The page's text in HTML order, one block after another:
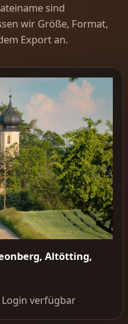
sind
wir Größe, Format,
Export an.
Altötting,
verfügbar